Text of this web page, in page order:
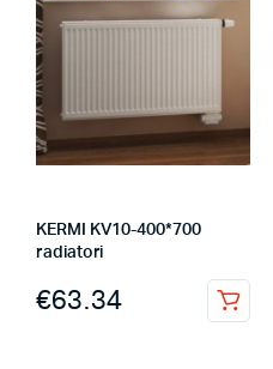
KERMI KV10-400*700
radiatori
€63.34